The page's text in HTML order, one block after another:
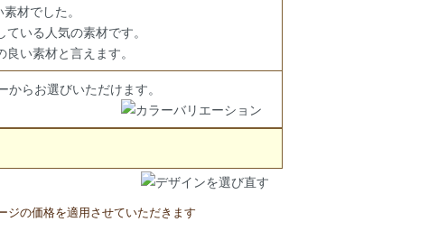
材でした。
いる人気の素材です。
い素材と言えます。
らお選びいただけます。
の価格を適用させていただきます